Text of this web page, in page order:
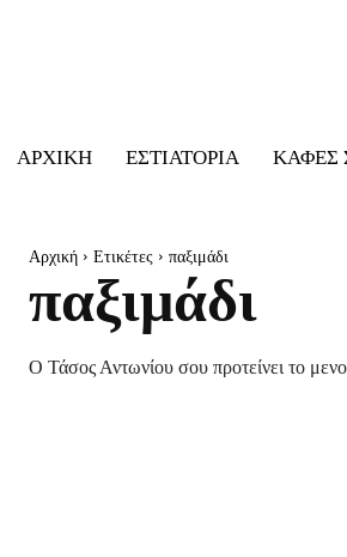
ΑΡΧΙΚΉ ΕΣΤΙΑΤΌΡΙΑ ΚΑΦΈΣ
Αρχική Ετικέτες παξιμάδι
παξιμάδι
Ο Τάσος Αντωνίου σου προτείνει το